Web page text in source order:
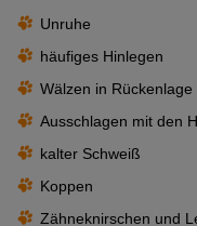
Unruhe
häufiges Hinlegen
Wälzen in Rückenlage
Ausschlagen mit den
kalter Schweiß
Koppen
Zähneknirschen und